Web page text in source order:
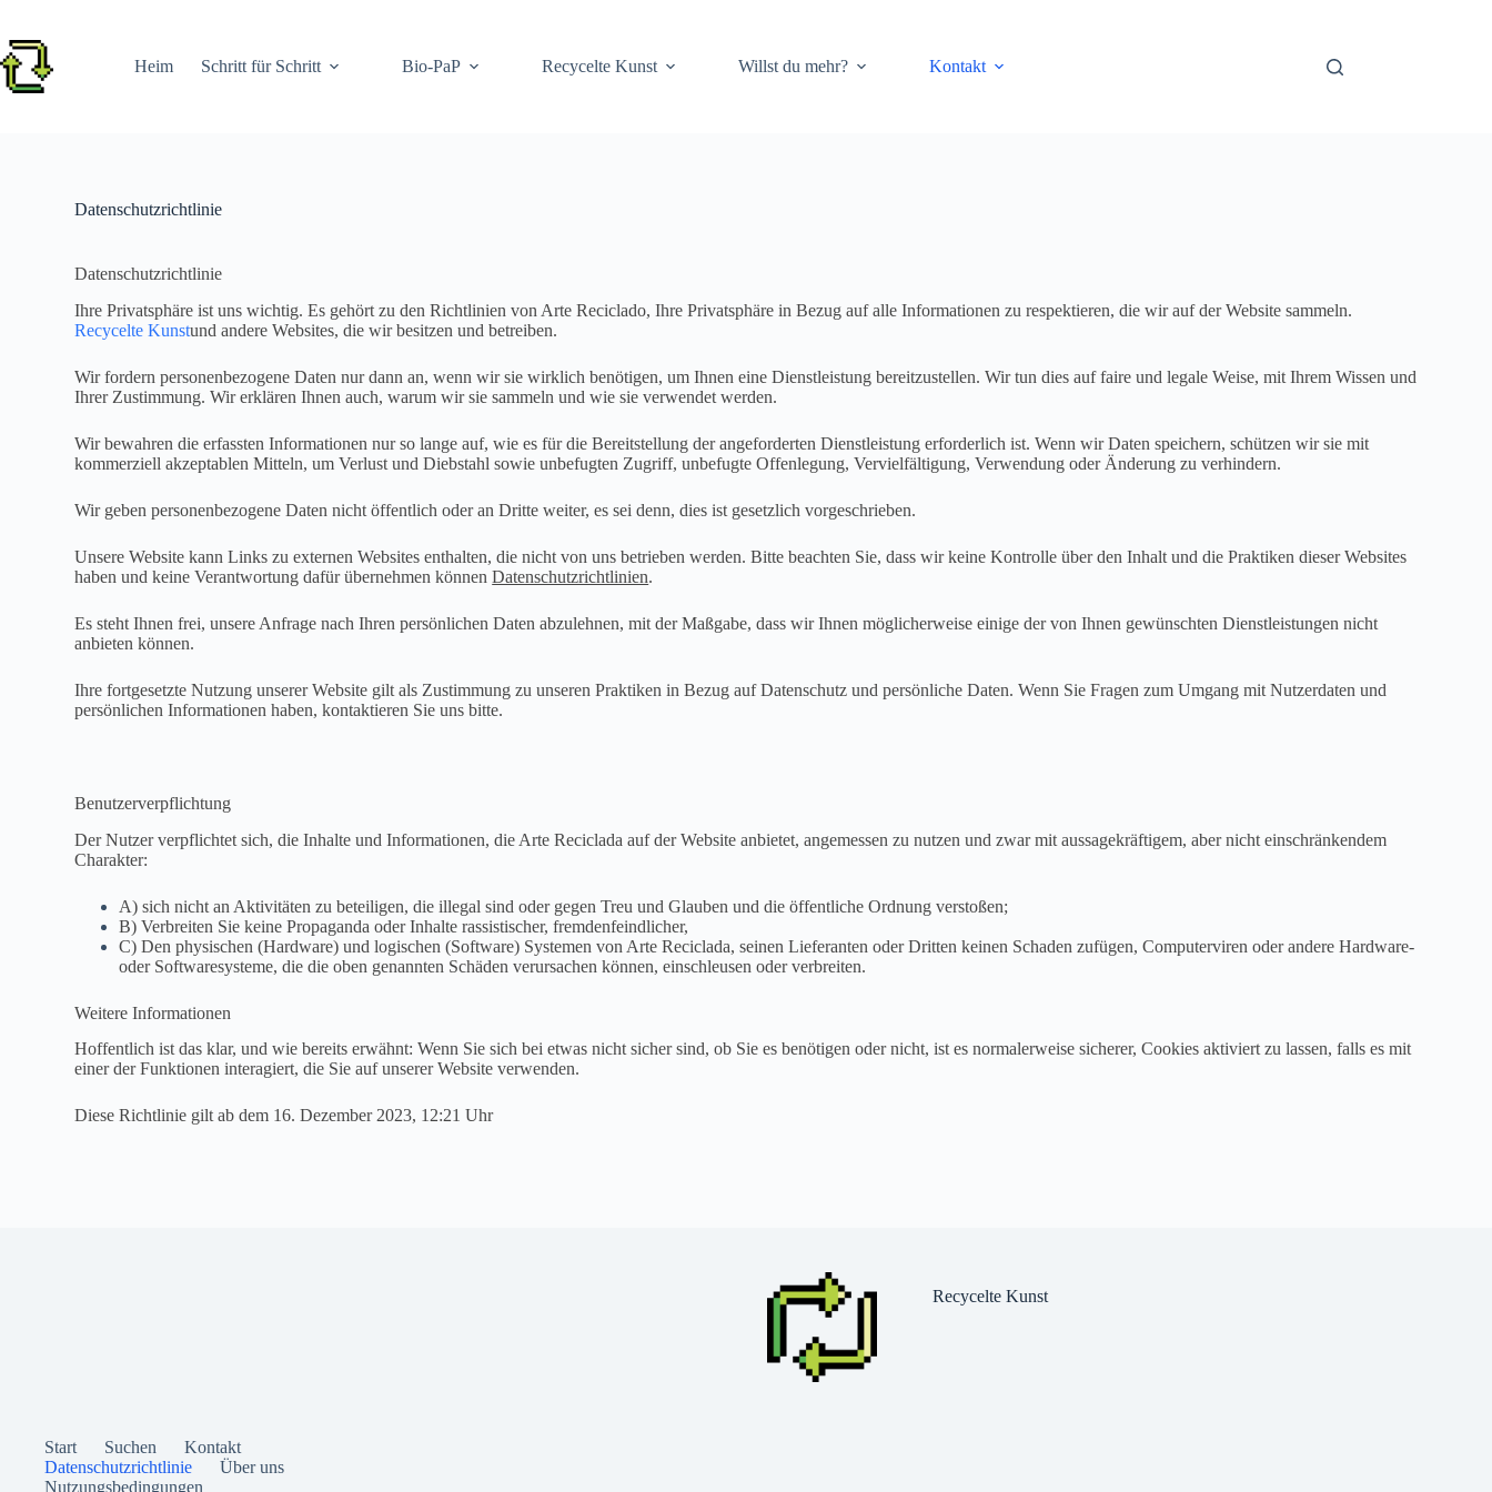
springen
Heim
Schritt für Schritt Bio-PaP Recycelte Kunst Willst du mehr? Kontakt
Datenschutzrichtlinie
Datenschutzrichtlinie
Ihre Privatsphäre ist uns wichtig. Es gehört zu den Richtlinien von Arte Reciclado, Ihre Privatsphäre in Bezug auf alle Informationen zu respektieren, die wir auf der Website sammeln.
Recycelte Kunstund andere Websites, die wir besitzen und betreiben.
Wir fordern personenbezogene Daten nur dann an, wenn wir sie wirklich benötigen, um Ihnen eine Dienstleistung bereitzustellen. Wir tun dies auf faire und legale Weise, mit Ihrem Wissen und
Ihrer Zustimmung. Wir erklären Ihnen auch, warum wir sie sammeln und wie sie verwendet werden.
Wir bewahren die erfassten Informationen nur so lange auf, wie es für die Bereitstellung der angeforderten Dienstleistung erforderlich ist. Wenn wir Daten speichern, schützen wir sie mit
kommerziell akzeptablen Mitteln, um Verlust und Diebstahl sowie unbefugten Zugriff, unbefugte Offenlegung, Vervielfältigung, Verwendung oder Änderung zu verhindern.
Wir geben personenbezogene Daten nicht öffentlich oder an Dritte weiter, es sei denn, dies ist gesetzlich vorgeschrieben.
Unsere Website kann Links zu externen Websites enthalten, die nicht von uns betrieben werden. Bitte beachten Sie, dass wir keine Kontrolle über den Inhalt und die Praktiken dieser Websites
haben und keine Verantwortung dafür übernehmen könnenDatenschutzrichtlinien.
Es steht Ihnen frei, unsere Anfrage nach Ihren persönlichen Daten abzulehnen, mit der Maßgabe, dass wir Ihnen möglicherweise einige der von Ihnen gewünschten Dienstleistungen nicht
anbieten können.
Ihre fortgesetzte Nutzung unserer Website gilt als Zustimmung zu unseren Praktiken in Bezug auf Datenschutz und persönliche Daten. Wenn Sie Fragen zum Umgang mit Nutzerdaten und
persönlichen Informationen haben, kontaktieren Sie uns bitte.
Benutzerverpflichtung
Der Nutzer verpflichtet sich, die Inhalte und Informationen, die Arte Reciclada auf der Website anbietet, angemessen zu nutzen und zwar mit aussagekräftigem, aber nicht einschränkendem
Charakter:
A) sich nicht an Aktivitäten zu beteiligen, die illegal sind oder gegen Treu und Glauben und die öffentliche Ordnung verstoßen;
B) Verbreiten Sie keine Propaganda oder Inhalte rassistischer, fremdenfeindlicher,
C) Den physischen (Hardware) und logischen (Software) Systemen von Arte Reciclada, seinen Lieferanten oder Dritten keinen Schaden zufügen, Computerviren oder andere Hardware-
oder Softwaresysteme, die die oben genannten Schäden verursachen können, einschleusen oder verbreiten.
Weitere Informationen
Hoffentlich ist das klar, und wie bereits erwähnt: Wenn Sie sich bei etwas nicht sicher sind, ob Sie es benötigen oder nicht, ist es normalerweise sicherer, Cookies aktiviert zu lassen, falls es mit
einer der Funktionen interagiert, die Sie auf unserer Website verwenden.
Diese Richtlinie gilt ab dem 16. Dezember 2023, 12:21 Uhr
Recycelte Kunst
Start Suchen
Kontakt
Datenschutzrichtlinie
Über uns
Nutzungsbedingungen